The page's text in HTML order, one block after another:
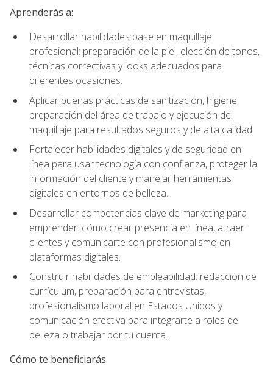
Aprenderás a:
Desarrollar habilidades base en maquillaje
profesional: preparación de la piel, elección de tonos,
técnicas correctivas y looks adecuados para
diferentes ocasiones.
Aplicar buenas prácticas de sanitización, higiene,
preparación del área de trabajo y ejecución del
maquillaje para resultados seguros y de alta calidad.
Fortalecer habilidades digitales y de seguridad en
línea para usar tecnología con confianza, proteger la
información del cliente y manejar herramientas
digitales en entornos de belleza.
Desarrollar competencias clave de marketing para
emprender: cómo crear presencia en línea, atraer
clientes y comunicarte con profesionalismo en
plataformas digitales.
Construir habilidades de empleabilidad: redacción de
currículum, preparación para entrevistas,
profesionalismo laboral en Estados Unidos y
comunicación efectiva para integrarte a roles de
belleza o trabajar por tu cuenta.
Cómo te beneficiarás